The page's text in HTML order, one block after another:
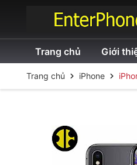
Trang chủ Giới
Trang chủ iPhone